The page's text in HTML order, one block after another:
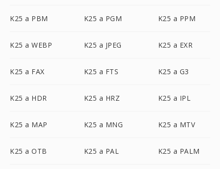
K25 a PBM K25 a PGM K25 a PPM
K25 a WEBP K25 a JPEG K25 a EXR
K25 a FAX K25 a FTS K25 a G3
K25 a HDR K25 a HRZ K25 a IPL
K25 a MAP K25 a MNG K25 a MTV
K25 a OTB K25 a PAL K25 a PALM